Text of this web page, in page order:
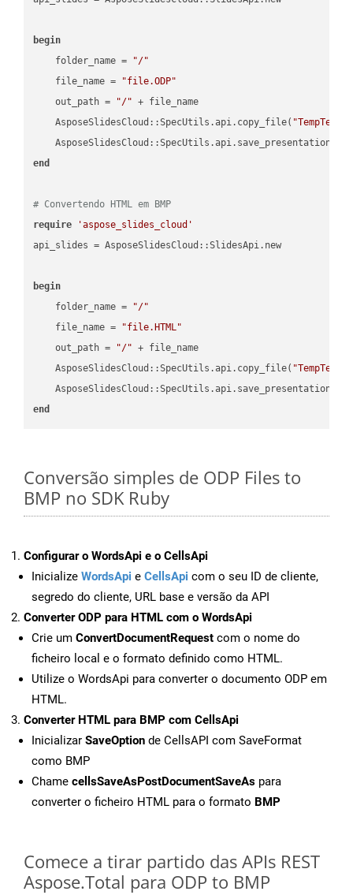
begin
    folder_name =
"/"
    file_name =
"file.ODP"
    out_path =
"/" + file_name
    AsposeSlidesCloud::SpecUtils.api.copy_file(
end
# Convertendo HTML em BMP
require
'aspose_slides_cloud'
api_slides = AsposeSlidesCloud::SlidesApi.new
begin
    folder_name =
"/"
    file_name =
"file.HTML"
    out_path =
"/" + file_name
    AsposeSlidesCloud::SpecUtils.api.copy_file(
end
Conversão simples de ODP Files to
BMP no SDK Ruby
Configurar o WordsApi e o CellsApi
Inicialize WordsApi e CellsApi com o seu ID de cliente,
segredo do cliente, URL base e versão da API
Converter ODP para HTML com o WordsApi
Crie um ConvertDocumentRequest com o nome do
ficheiro local e o formato definido como HTML.
Utilize o WordsApi para converter o documento ODP em
HTML.
Converter HTML para BMP com CellsApi
Inicializar SaveOption de CellsAPI com SaveFormat
como BMP
Chame cellsSaveAsPostDocumentSaveAs para
converter o ficheiro HTML para o formato BMP
Comece a tirar partido das APIs REST
Aspose.Total para ODP to BMP